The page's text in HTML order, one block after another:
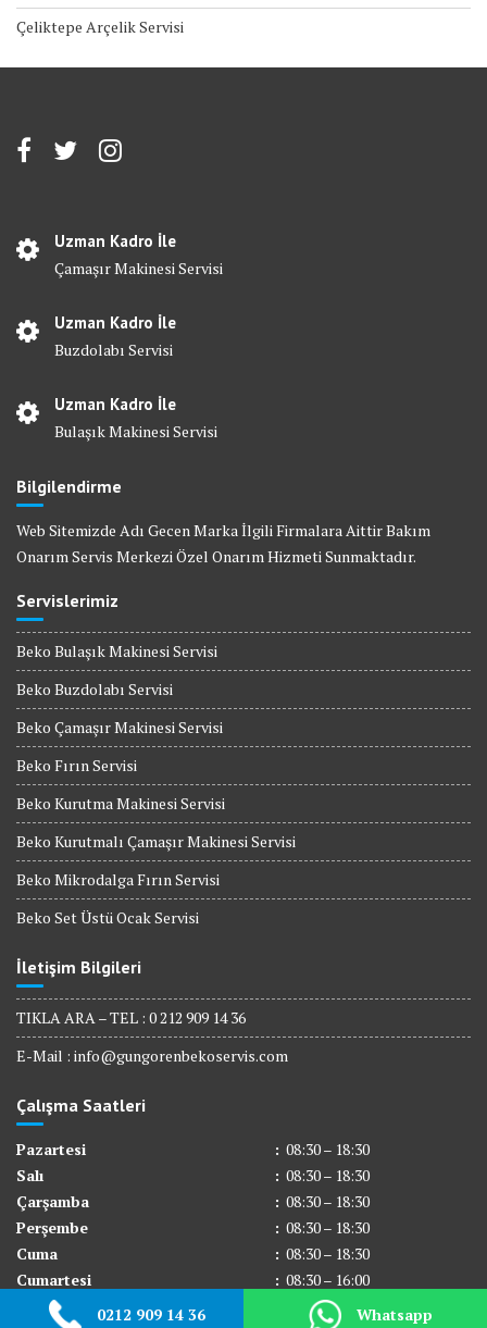
Çeliktepe Arçelik Servisi
Uzman Kadro İle
Çamaşır Makinesi Servisi
Uzman Kadro İle
Buzdolabı Servisi
Uzman Kadro İle
Bulaşık Makinesi Servisi
Bilgilendirme
Web Sitemizde Adı Gecen Marka İlgili Firmalara Aittir Bakım
Onarım Servis Merkezi Özel Onarım Hizmeti Sunmaktadır.
Servislerimiz
Beko Bulaşık Makinesi Servisi
Beko Buzdolabı Servisi
Beko Çamaşır Makinesi Servisi
Beko Fırın Servisi
Beko Kurutma Makinesi Servisi
Beko Kurutmalı Çamaşır Makinesi Servisi
Beko Mikrodalga Fırın Servisi
Beko Set Üstü Ocak Servisi
İletişim Bilgileri
TIKLA ARA – TEL : 0 212 909 14 36
E-Mail : info@gungorenbekoservis.com
Çalışma Saatleri
Pazartesi : 08:30 – 18:30
Salı
: 08:30 – 18:30
Çarşamba
: 08:30 – 18:30
Perşembe
: 08:30 – 18:30
Cuma
: 08:30 – 18:30
Cumartesi
: 08:30 – 16:00
Pazar
Kapalı
0212 909 14 36 Whatsapp